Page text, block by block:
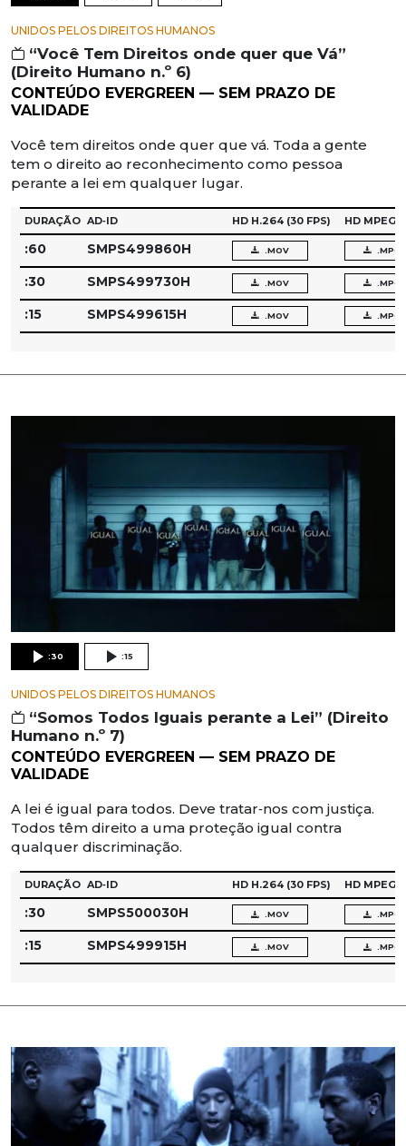
UNIDOS PELOS DIREITOS HUMANOS
“Você Tem Direitos onde quer que Vá”
(Direito Humano n.º 6)
CONTEÚDO EVERGREEN — SEM PRAZO DE
VALIDADE
Você tem direitos onde quer que vá. Toda a gente
tem o direito ao reconhecimento como pessoa
perante a lei em qualquer lugar.
DURAÇÃO AD‑ID HD H.264 (30 FPS) HD MPEG‑2
:60 SMPS499860H .MOV .MPG
:30 SMPS499730H .MOV .MPG
:15 SMPS499615H .MOV .MPG
:30 :15
UNIDOS PELOS DIREITOS HUMANOS
“Somos Todos Iguais perante a Lei” (Direito
Humano n.º 7)
CONTEÚDO EVERGREEN — SEM PRAZO DE
VALIDADE
A lei é igual para todos. Deve tratar‑nos com justiça.
Todos têm direito a uma proteção igual contra
qualquer discriminação.
DURAÇÃO AD‑ID HD H.264 (30 FPS) HD MPEG‑2
:30 SMPS500030H .MOV .MPG
:15 SMPS499915H .MOV .MPG